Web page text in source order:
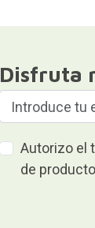
Disfruta
Autorizo el
de